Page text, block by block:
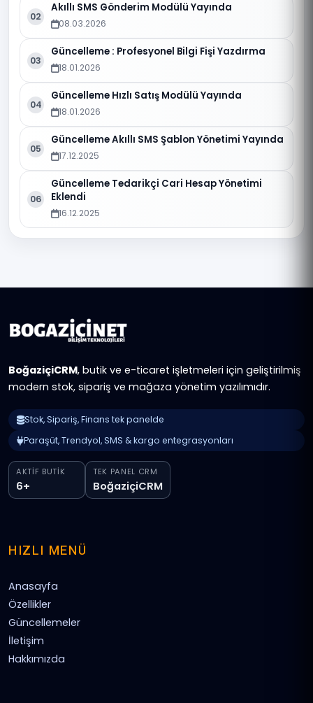
02
Akıllı SMS Gönderim Modülü Yayında
08.03.2026
03
Güncelleme : Profesyonel Bilgi Fişi Yazdırma
18.01.2026
04
Güncelleme Hızlı Satış Modülü Yayında
18.01.2026
05
Güncelleme Akıllı SMS Şablon Yönetimi Yayında
17.12.2025
06
Güncelleme Tedarikçi Cari Hesap Yönetimi
Eklendi
16.12.2025
BoğaziçiCRM, butik ve e-ticaret işletmeleri için geliştirilmiş
modern stok, sipariş ve mağaza yönetim yazılımıdır.
Stok, Sipariş, Finans tek panelde
Paraşüt, Trendyol, SMS & kargo entegrasyonları
AKTIF BUTIK
6+
TEK PANEL CRM
BoğaziçiCRM
HIZLI MENÜ
Anasayfa
Özellikler
Güncellemeler
İletişim
Hakkımızda